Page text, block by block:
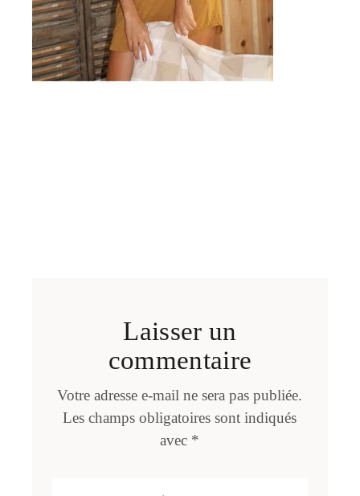
Laisser un
commentaire
Votre adresse e-mail ne sera pas publiée.
Les champs obligatoires sont indiqués
avec *